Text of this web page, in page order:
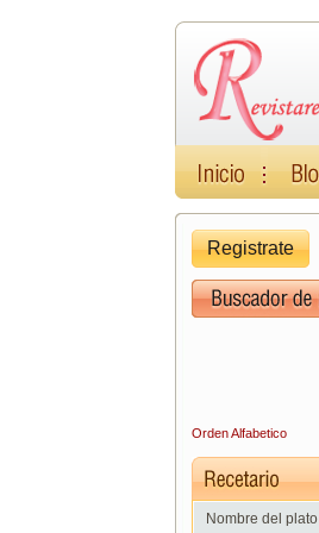
Registrate
Orden Alfabetico
Nombre del plato